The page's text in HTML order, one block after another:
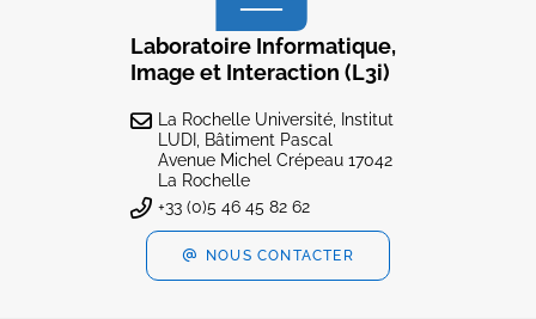
Laboratoire Informatique,
Image et Interaction (L3i)
La Rochelle Université, Institut
LUDI, Bâtiment Pascal
Avenue Michel Crépeau 17042
La Rochelle
+33 (0)5 46 45 82 62
NOUS CONTACTER